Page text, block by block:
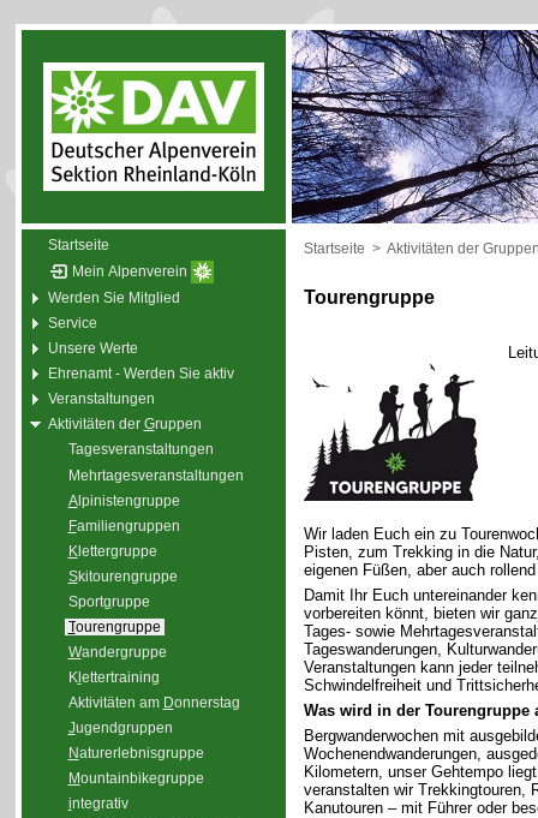
Startseite
Mein Alpenverein
Werden Sie Mitglied
Service
Unsere Werte
Ehrenamt - Werden Sie aktiv
Veranstaltungen
Aktivitäten der Gruppen
Tagesveranstaltungen
Mehrtagesveranstaltungen
Alpinistengruppe
Familiengruppen
Klettergruppe
Skitourengruppe
Sportgruppe
Tourengruppe
Wandergruppe
Kl ettertraining
Aktivitäten am Donnerstag
Jugendgruppen
Naturerlebnisgruppe
Mountainbikegruppe
integrativ
Startseite > Aktivitäten der
Tourengruppe
Wir laden Euch ein zu
Pisten, zum Trekking in die
eigenen Füßen, aber auch
Damit Ihr Euch untereinander
vorbereiten könnt, bieten wir
Tages- sowie
Tageswanderungen,
Veranstaltungen kann jeder
Schwindelfreiheit und
Was wird in der Tourengruppe
Bergwanderwochen mit
Wochenendwanderungen,
Kilometern, unser Gehtempo
veranstalten wir Trekkingtouren,
Kanutouren – mit Führer oder